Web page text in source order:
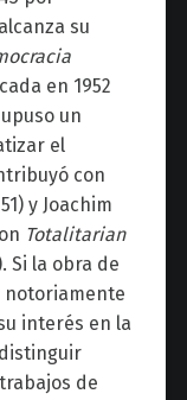
su
en 1952
un
el
con
y Joachim
Totalitarian
Si la obra de
notoriamente
interés en la
de